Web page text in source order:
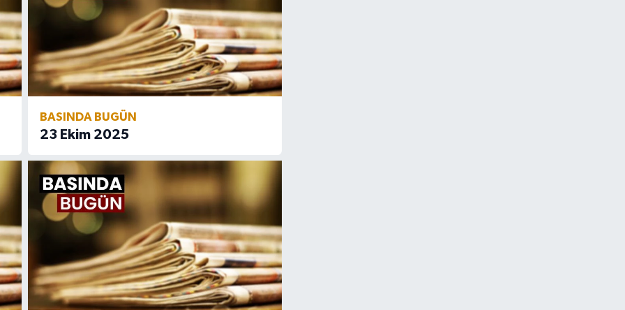
BASINDA BUGÜN
23 Ekim 2025